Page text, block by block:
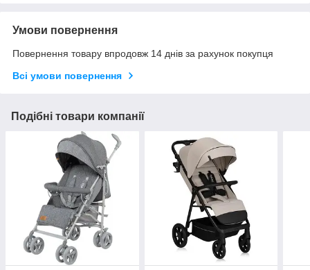
Умови повернення
Повернення товару впродовж 14 днів за рахунок покупця
Всі умови повернення
Подібні товари компанії